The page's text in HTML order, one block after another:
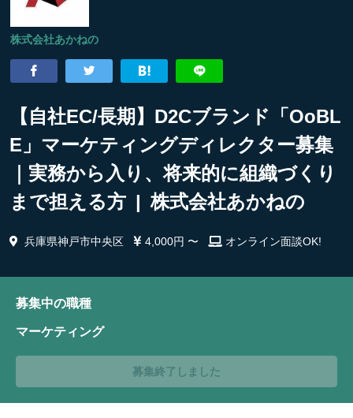
株式会社あかねの
【自社EC/長期】D2Cブランド「OoBL
E」マーケティングディレクター募集
｜実務から入り、将来的に組織づくり
まで担える方 | 株式会社あかねの
兵庫県神戸市中央区 4,000円 〜 オンライン面談OK!
募集中の職種
マーケティング
募集終了しました